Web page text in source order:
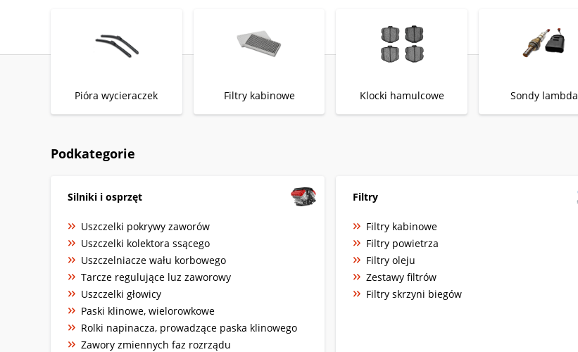
Pióra wycieraczek Filtry kabinowe Klocki hamulcowe Sondy lambda
Podkategorie
Silniki i osprzęt
Uszczelki pokrywy zaworów
Uszczelki kolektora ssącego
Uszczelniacze wału korbowego
Tarcze regulujące luz zaworowy
Uszczelki głowicy
Paski klinowe, wielorowkowe
Rolki napinacza, prowadzące paska klinowego
Zawory zmiennych faz rozrządu
Filtry
Filtry kabinowe
Filtry powietrza
Filtry oleju
Zestawy filtrów
Filtry skrzyni biegów